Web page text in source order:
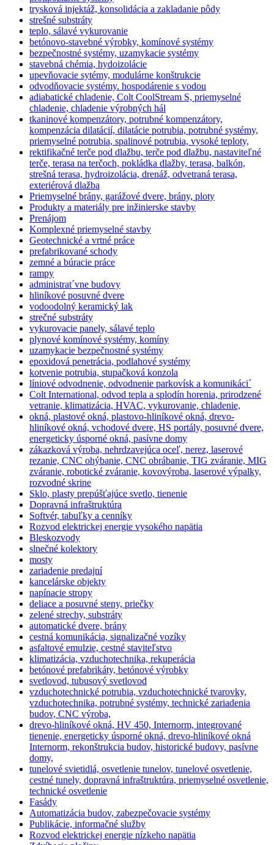
trysková injektáž, konsolidácia a zakladanie pôdy
strešné substráty
teplo, sálavé vykurovanie
betónovo-stavebné výrobky, komínové systémy
bezpečnostné systémy, uzamykacie systémy
stavebná chémia, hydoizolácie
upevňovacie sytémy, modulárne konštrukcie
odvodňovacie systémy. hospodárenie s vodou
adiabatické chladenie, Colt CoolStream S, priemyselné
chladenie, chladenie výrobných hál
tkaninové kompenzátory, potrubné kompenzátory,
kompenzácia dilatácií, dilatácie potrubia, potrubné systémy,
priemyselné potrubia, spalinové potrubia, vysoké teploty,
rektifikačné terče pod dlažbu, terče pod dlažbu, nastaviteľné
terče, terasa na terčoch, pokládka dlažby, terasa, balkón,
strešná terasa, hydroizolácia, drenáž, odvetraná terasa,
exteriérová dlažba
Priemyselné brány, garážové dvere, brány, ploty
Produkty a materiály pre inžinierske stavby
Prenájom
Komplexné priemyselné stavby
Geotechnické a vrtné práce
prefabrikované schody
zemné a búracie práce
rampy
administrat´vne budovy
hliníkové posuvné dvere
vodoodolný keramický lak
strečné substráty
vykurovacie panely, sálavé teplo
plynové komínové systémy, komíny
uzamykacie bezpečnostné systémy
epoxidová penetrácia, podlahové systémy
kotvenie potrubia, stupačková konzola
líniové odvodnenie, odvodnenie parkovísk a komunikáci´
Colt International, odvod tepla a splodín horenia, prirodzené
vetranie, klimatizácia, HVAC, vykurovanie, chladenie,
okná, plastové okná, plastovo-hliníkové okná, drevo-
hliníkové okná, vchodové dvere, HS portály, posuvné dvere,
energeticky úsporné okná, pasívne domy
zákazková výroba, nehrdzavejúca oceľ, nerez, laserové
rezanie, CNC ohýbanie, CNC obrábanie, TIG zváranie, MIG
zváranie, robotické zváranie, kovovýroba, laserové výpalky,
rozvodné skrine
Sklo, plasty prepúšťajúce svetlo, tienenie
Dopravná infraštruktúra
Softvér, tabuľky a cenníky
Rozvod elektrickej energie vysokého napätia
Bleskozvody
slnečné kolektory
mosty
zariadenie predajní
kancelárske objekty
napínacie stropy
deliace a posuvné steny, priečky
zelené strechy, substráty
automatické dvere, brány
cestná komunikácia, signalizačné vozíky
asfaltové emulzie, cestné staviteľstvo
klimatizácia, vzduchotechnika, rekuperácia
betónové prefabrikáty, betónové výrobky
svetlovod, tubusový svetlovod
vzduchotechnické potrubia, vzduchotechnické tvarovky,
vzduchotechnika, potrubné systémy, technické zariadenia
budov, CNC výroba,
drevo-hliníkové okná, HV 450, Internorm, integrované
tienenie, energeticky úsporné okná, drevo-hliníkové okná
Internorm, rekonštrukcia budov, historické budovy, pasívne
domy,
tunelové svietidlá, osvetlenie tunelov, tunelové osvetlenie,
cestné tunely, dopravná infraštruktúra, priemyselné osvetlenie,
technické osvetlenie
Fasády
Automatizácia budov, zabezpečovacie systémy
Publikácie, informačné služby
Rozvod elektrickej energie nízkeho napätia